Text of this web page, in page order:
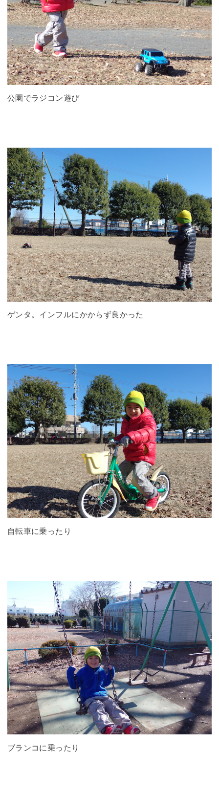
公園でラジコン遊び
ゲンタ。インフルにかからず良かった
自転車に乗ったり
ブランコに乗ったり